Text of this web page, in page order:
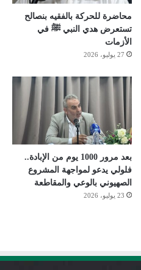
محاضرة للحركة بالفقيه بنصالح
تستعرض هدي النبي ﷺ في
الأزمات
27 يوليو، 2026
بعد مرور 1000 يوم من الإبادة..
فلولي يدعو لمواجهة المشروع
الصهيوني بالوعي والمقاطعة
23 يوليو، 2026